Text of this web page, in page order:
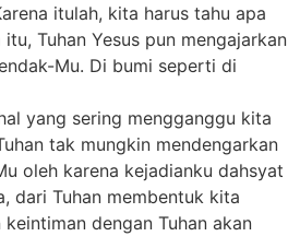
itulah, kita harus tahu apa
Tuhan Yesus pun mengajarkan
Mu. Di bumi seperti di
yang sering mengganggu kita
tak mungkin mendengarkan
oleh karena kejadianku dahsyat
dari Tuhan membentuk kita
dengan Tuhan akan